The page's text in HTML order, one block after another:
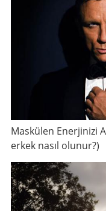
Maskülen Enerjinizi
erkek nasıl olunur?)